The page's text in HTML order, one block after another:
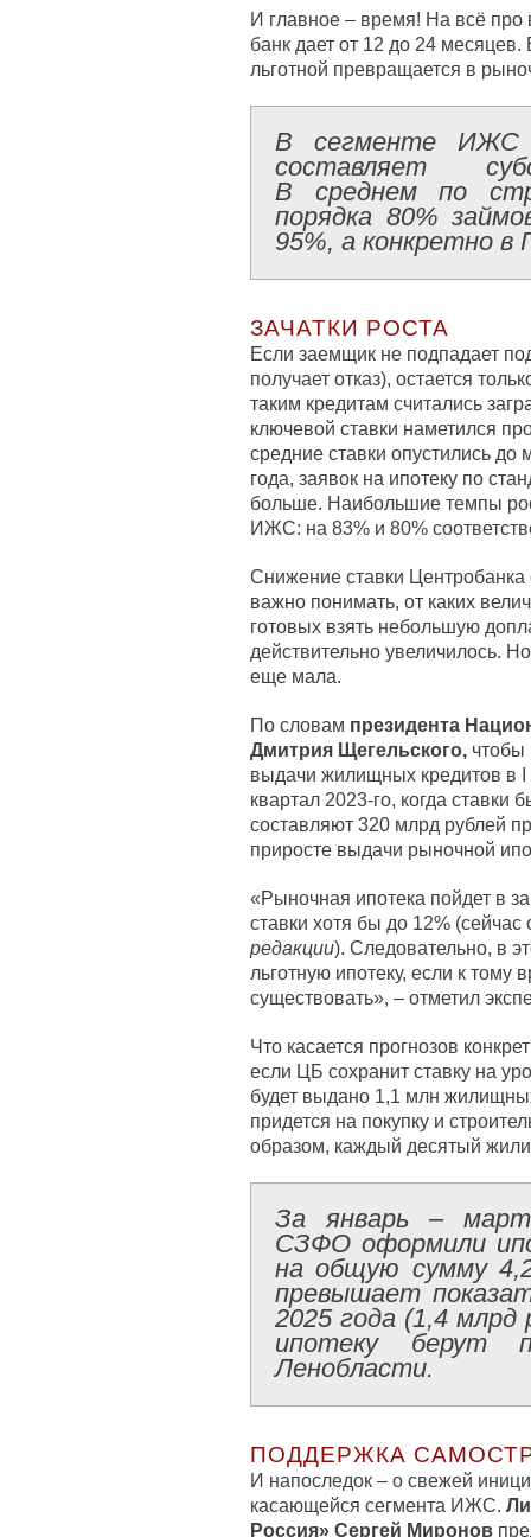
И главное – время! На всё про
банк дает от 12 до 24 месяцев.
льготной превращается в
В сегменте
составляет
В среднем по
порядка 80%
95%, а конкретно
ЗАЧАТКИ РОСТА
Если заемщик не подпадает
получает отказ), остается
таким кредитам считались
ключевой ставки наметился
средние ставки опустились до
года, заявок на ипотеку по
больше. Наибольшие темпы
ИЖС: на 83% и 80%
Снижение ставки Центробанка
важно понимать, от каких
готовых взять небольшую
действительно увеличилось.
еще мала.
По словам президента
Дмитрия Щегельского, чтобы
выдачи жилищных кредитов в I
квартал 2023-го, когда
составляют 320 млрд рублей
приросте выдачи рыночной
«Рыночная ипотека пойдет в
ставки хотя бы до 12%
редакции). Следовательно, в
льготную ипотеку, если к
существовать», – отметил
Что касается прогнозов
если ЦБ сохранит ставку на
будет выдано 1,1 млн
придется на покупку и
образом, каждый десятый
За январь –
СЗФО оформили
на общую сумму
превышает
2025 года (1,4
ипотеку берут
Ленобласти.
ПОДДЕРЖКА
И напоследок – о свежей
касающейся сегмента ИЖС.
Россия» Сергей Миронов